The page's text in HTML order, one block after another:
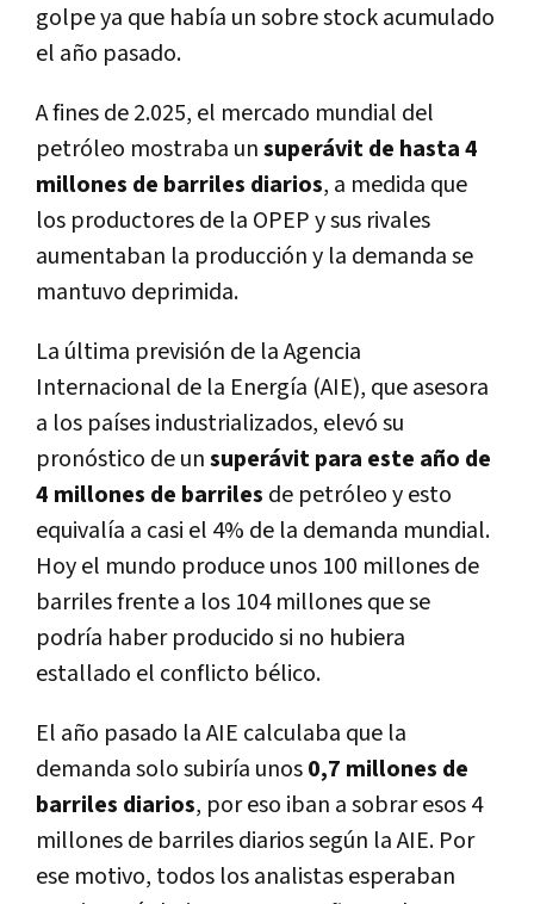
golpe ya que había un sobre stock acumulado
el año pasado.
A fines de 2.025, el mercado mundial del
petróleo mostraba unsuperávit de hasta 4
millones de barriles diarios, a medida que
los productores de la OPEP y sus rivales
aumentaban la producción y la demanda se
mantuvo deprimida.
La última previsión de la Agencia
Internacional de la Energía (AIE), que asesora
a los países industrializados, elevó su
pronóstico de unsuperávit para este año de
4 millones de barriles de petróleo y esto
equivalía a casi el 4% de la demanda mundial.
Hoy el mundo produce unos 100 millones de
barriles frente a los 104 millones que se
podría haber producido si no hubiera
estallado el conflicto bélico.
El año pasado la AIE calculaba que la
demanda solo subiría unos0,7 millones de
barriles diarios, por eso iban a sobrar esos 4
millones de barriles diarios según la AIE. Por
ese motivo, todos los analistas esperaban